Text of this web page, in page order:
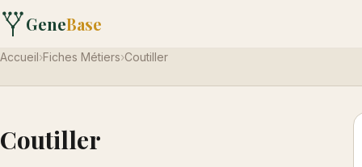
GeneBase
Accueil›Fiches Métiers›Coutiller
Coutiller